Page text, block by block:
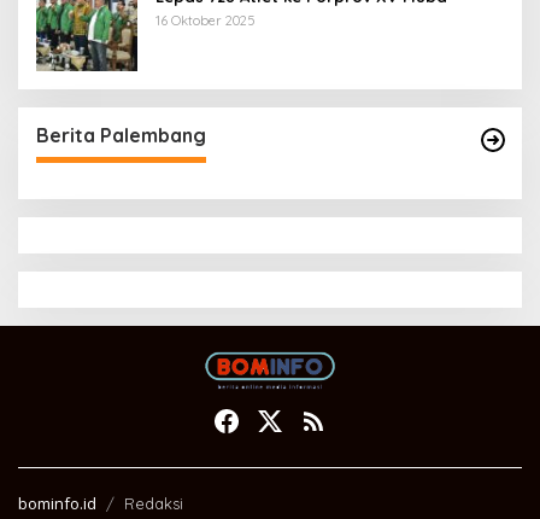
16 Oktober 2025
Berita Palembang
bominfo.id Redaksi